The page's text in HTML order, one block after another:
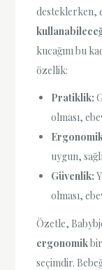
desteklerken,
kucağını bu
özellik:
Pratiklik:
olması,
uygun,
Güvenlik:
olması,
Özetle,
ergonomik
seçimdir.